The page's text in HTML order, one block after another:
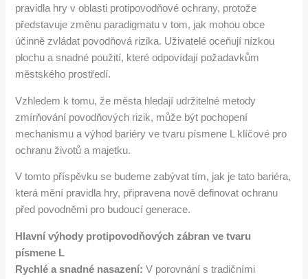
pravidla hry v oblasti protipovodňové ochrany, protože
představuje změnu paradigmatu v tom, jak mohou obce
účinně zvládat povodňová rizika. Uživatelé oceňují nízkou
plochu a snadné použití, které odpovídají požadavkům
městského prostředí.
Vzhledem k tomu, že města hledají udržitelné metody
zmírňování povodňových rizik, může být pochopení
mechanismu a výhod bariéry ve tvaru písmene L klíčové pro
ochranu životů a majetku.
V tomto příspěvku se budeme zabývat tím, jak je tato bariéra,
která mění pravidla hry, připravena nově definovat ochranu
před povodněmi pro budoucí generace.
Hlavní výhody protipovodňových zábran ve tvaru
písmene L
Rychlé a snadné nasazení: V porovnání s tradičními